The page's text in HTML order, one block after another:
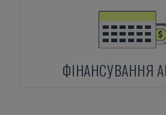
ФІНАНСУВАННЯ